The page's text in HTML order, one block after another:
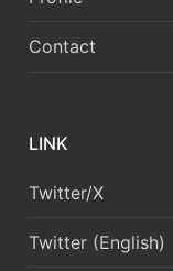
Contact
LINK
Twitter/X
Twitter (English)